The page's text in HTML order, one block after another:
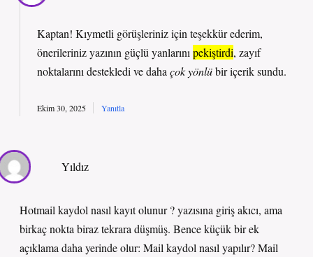
Kaptan! Kıymetli görüşleriniz için teşekkür ederim,
önerileriniz yazının güçlü yanlarını pekiştirdi, zayıf
noktalarını destekledi ve daha çok yönlübir içerik sundu.
Ekim 30, 2025 Yanıtla
Yıldız
Hotmail kaydol nasıl kayıt olunur ? yazısına giriş akıcı, ama
birkaç nokta biraz tekrara düşmüş. Bence küçük bir ek
açıklama daha yerinde olur: Mail kaydol nasıl yapılır? Mail